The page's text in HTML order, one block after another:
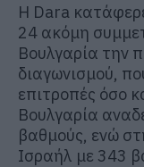
Η Dara
24 ακόμη
Βουλγαρία την
διαγωνισμού,
επιτροπές όσο
Βουλγαρία
βαθμούς, ενώ
Ισραήλ με 343